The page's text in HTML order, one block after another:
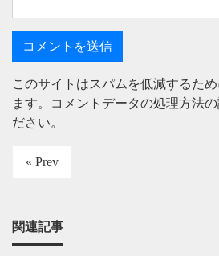
このサイトはスパムを低減するた
ます。
コメントデータの処理方法
ださい。
« Prev
関連記事